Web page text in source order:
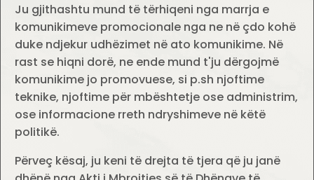
Ju gjithashtu mund të tërhiqeni nga marrja e
komunikimeve promocionale nga ne në çdo kohë
duke ndjekur udhëzimet në ato komunikime. Në
rast se hiqni dorë, ne ende mund t'ju dërgojmë
komunikime jo promovuese, si p.sh njoftime
teknike, njoftime për mbështetje ose administrim,
ose informacione rreth ndryshimeve në këtë
politikë.
Përveç kësaj, ju keni të drejta të tjera që ju janë